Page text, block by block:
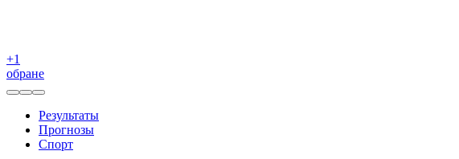
+1
обране
Результаты
Прогнозы
Спорт